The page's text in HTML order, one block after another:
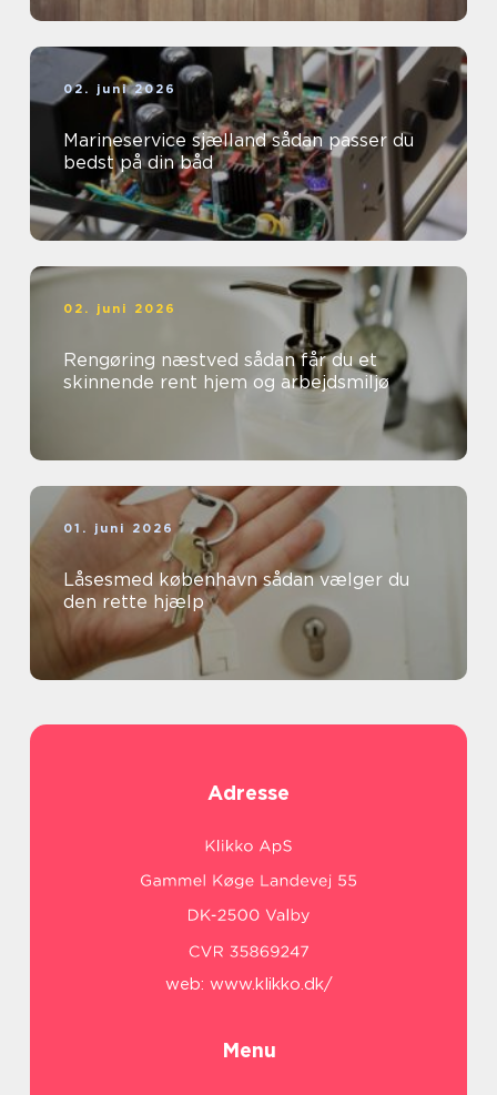
02. juni 2026
Marineservice sjælland sådan passer du
bedst på din båd
02. juni 2026
Rengøring næstved sådan får du et
skinnende rent hjem og arbejdsmiljø
01. juni 2026
Låsesmed københavn sådan vælger du
den rette hjælp
Adresse
web: www.klikko.dk/
Menu